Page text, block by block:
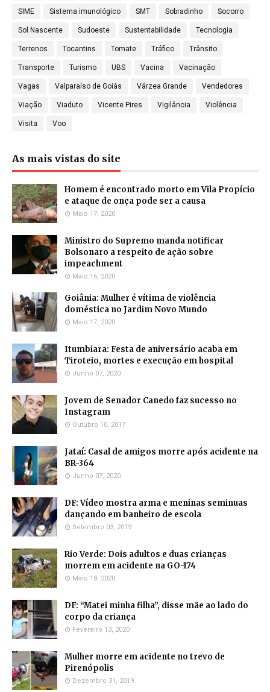
SIME Sistema imunológico SMT Sobradinho Socorro
Sol Nascente Sudoeste Sustentabilidade Tecnologia
Terrenos Tocantins Tomate Tráfico Trânsito
Transporte Turismo UBS Vacina Vacinação
Vagas Valparaíso de Goiás Várzea Grande Vendedores
Viação Viaduto Vicente Pires Vigilância Violência
Visita Voo
As mais vistas do site
Homem é encontrado morto em Vila Propício
e ataque de onça pode ser a causa
Maio 17, 2020
Ministro do Supremo manda notificar
Bolsonaro a respeito de ação sobre
impeachment
Maio 16, 2020
Goiânia: Mulher é vítima de violência
doméstica no Jardim Novo Mundo
Maio 17, 2020
Itumbiara: Festa de aniversário acaba em
Tiroteio, mortes e execução em hospital
Junho 07, 2020
Jovem de Senador Canedo faz sucesso no
Instagram
Outubro 10, 2017
Jataí: Casal de amigos morre após acidente na
BR-364
Junho 07, 2020
DF: Vídeo mostra arma e meninas seminuas
dançando em banheiro de escola
Setembro 03, 2019
Rio Verde: Dois adultos e duas crianças
morrem em acidente na GO-174
Maio 18, 2020
DF: “Matei minha filha”, disse mãe ao lado do
corpo da criança
Fevereiro 13, 2020
Mulher morre em acidente no trevo de
Pirenópolis
Dezembro 31, 2019